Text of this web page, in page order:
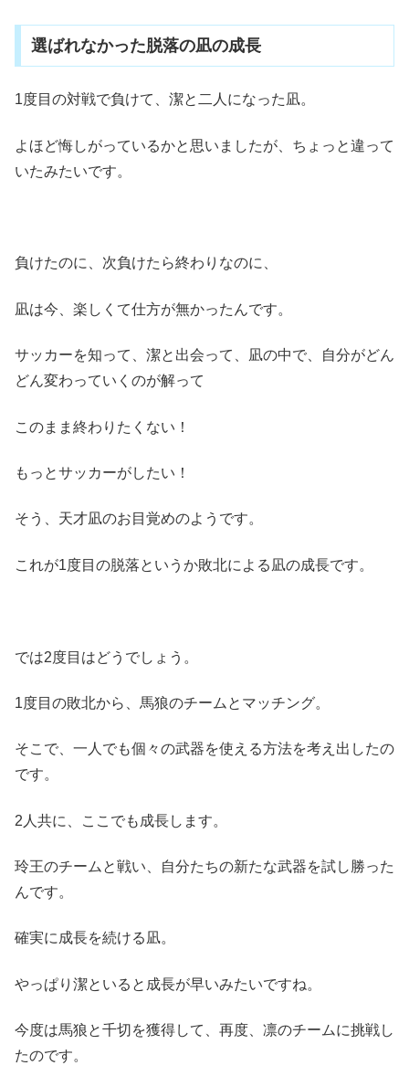
選ばれなかった脱落の凪の成長
1度目の対戦で負けて、潔と二人になった凪。
よほど悔しがっているかと思いましたが、ちょっと違って
いたみたいです。
負けたのに、次負けたら終わりなのに、
凪は今、楽しくて仕方が無かったんです。
サッカーを知って、潔と出会って、凪の中で、自分がどん
どん変わっていくのが解って
このまま終わりたくない！
もっとサッカーがしたい！
そう、天才凪のお目覚めのようです。
これが1度目の脱落というか敗北による凪の成長です。
では2度目はどうでしょう。
1度目の敗北から、馬狼のチームとマッチング。
そこで、一人でも個々の武器を使える方法を考え出したの
です。
2人共に、ここでも成長します。
玲王のチームと戦い、自分たちの新たな武器を試し勝った
んです。
確実に成長を続ける凪。
やっぱり潔といると成長が早いみたいですね。
今度は馬狼と千切を獲得して、再度、凛のチームに挑戦し
たのです。